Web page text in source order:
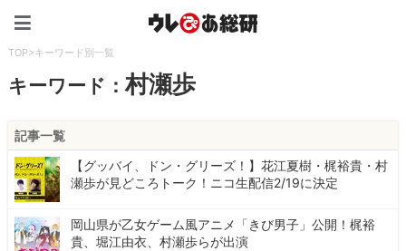
TOP>キーワード別一覧
キーワード：村瀬歩
記事一覧
【グッバイ、ドン・グリーズ！】花江夏樹・梶裕貴・村
瀬歩が見どころトーク！ニコ生配信2/19に決定
岡山県が乙女ゲーム風アニメ「きび男子」公開！梶裕
貴、堀江由衣、村瀬歩らが出演